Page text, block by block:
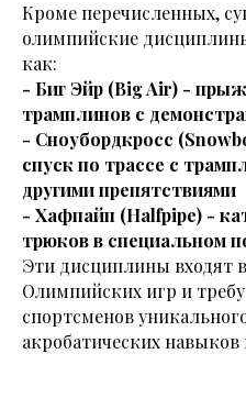
Кроме перечисленных,
олимпийские
как:
- Биг Эйр (Big Air) -
трамплинов с
- Сноубордкросс
спуск по трассе с
другими препятствиями
- Хафпайп (Halfpipe) -
трюков в специальном
Эти дисциплины входят
Олимпийских игр и
спортсменов
акробатических навыков